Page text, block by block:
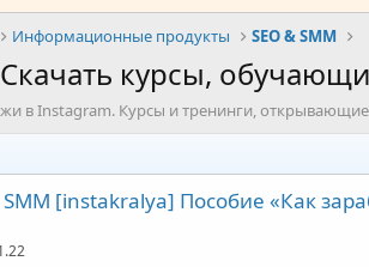
Информационные продукты SEO & SMM
курсы,
в Instagram. Курсы и тренинги, открывающие
SMM [instakralya] Пособие «Как